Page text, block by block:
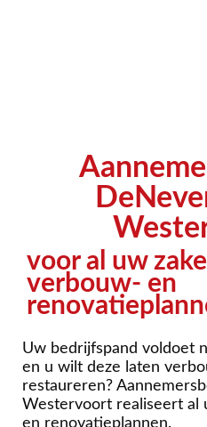
voor al uw
verbouw- en
Uw bedrijfspand voldoet
en u wilt deze laten
restaureren?
Westervoort realiseert al
en renovatieplannen.